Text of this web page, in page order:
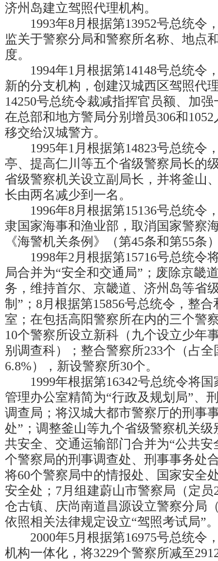
济州岛建立驾照代理机构。
1993年8月根据第13952号总统令
监关于警察分局和警察所名称、地点
度。
1994年1月根据第14148号总统令
新的分支机构，创建汉城西区驾照代
14250号总统令裁减指挥官员额、加
在总部和地方警局分别增员306和
移交给汉城警方。
1995年1月根据第14823号总统令
亭、提高仁川等五个省级警察局长的
省级警察机关设立副局长，并将釜山
长由两名减少到一名。
1996年8月根据第15136号总统令
隶国家海事和渔业部，取消国家警察
《海警机关条例》（第45条和第55条
1998年2月根据第15716号总统令
局合并为“安全和交通局”；废除京畿
务，维持首尔、京畿道、济州岛等省
制”；8月根据第15856号总统令，整
室；在包括高阳警察所在内的三个警
10个警察所设立新科（九个设立少年
别调查科）；整合警察所233个（占全
6.8%），新设警察所30个。
1999年根据第16342号总统令将国
管理办公室精简为“行政及规划局”、
调查局；将汉城大都市警察厅的刑事
处”；调整釜山等九个省级警察机关级
共安全、交通运输部门合并为“公共安
个警察局的刑事调查处、刑事事务处
将60个警察局中的情报处、国家安全
安全处；7月组建蔚山市警察局（定员
仓古镇、庆尚南道昌源设立警察分局
依照相关法律规定设立“驾照考试局”
2000年5月根据第16975号总统令
机构一体化，将3229个警察所减至